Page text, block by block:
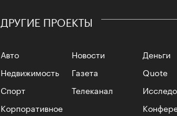
4
пропустить
ДРУГИЕ ПРОЕКТЫ
Авто
Недвижимость
Спорт
Корпоративное
Новости
Газета
Телеканал
Деньги
Quote